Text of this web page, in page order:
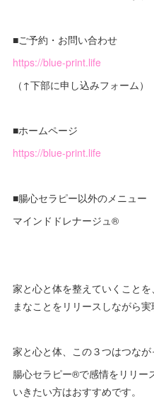
■ご予約・お問い合わせ
https://blue-print.life
（↑下部に申し込みフォーム）
■ホームページ
https://blue-print.life
■腸心セラピー以外のメニュー
マインドドレナージュ®︎
家と心と体を整えていくこと
まなことをリリースしながら実
家と心と体、この３つはつなが
腸心セラピー®︎で感情をリリー
いきたい方はおすすめです。